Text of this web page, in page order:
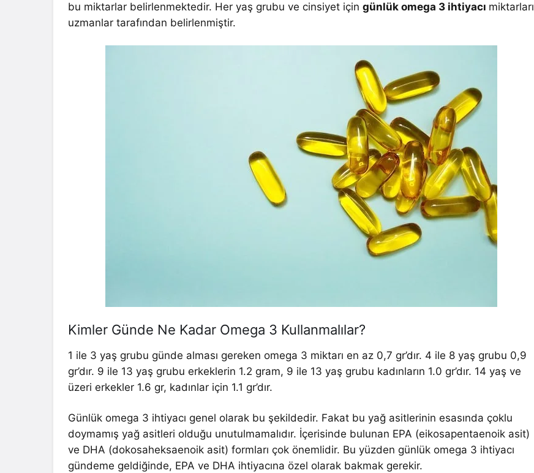
bu miktarlar belirlenmektedir. Her yaş grubu ve cinsiyet içingünlük omega 3 ihtiyacı miktarları
uzmanlar tarafından belirlenmiştir.
Kimler Günde Ne Kadar Omega 3 Kullanmalılar?
1 ile 3 yaş grubu günde alması gereken omega 3 miktarı en az 0,7 gr’dır. 4 ile 8 yaş grubu 0,9
gr’dır. 9 ile 13 yaş grubu erkeklerin 1.2 gram, 9 ile 13 yaş grubu kadınların 1.0 gr’dır. 14 yaş ve
üzeri erkekler 1.6 gr, kadınlar için 1.1 gr’dır.
Günlük omega 3 ihtiyacı genel olarak bu şekildedir. Fakat bu yağ asitlerinin esasında çoklu
doymamış yağ asitleri olduğu unutulmamalıdır. İçerisinde bulunan EPA (eikosapentaenoik asit)
ve DHA (dokosaheksaenoik asit) formları çok önemlidir. Bu yüzden günlük omega 3 ihtiyacı
gündeme geldiğinde, EPA ve DHA ihtiyacına özel olarak bakmak gerekir.